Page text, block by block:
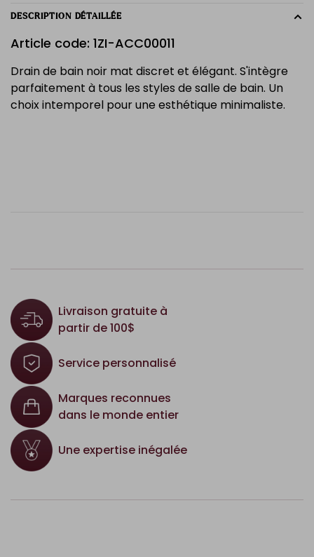
DESCRIPTION DÉTAILLÉE
Article code: 1ZI-ACC00011
Drain de bain noir mat discret et élégant. S'intègre
parfaitement à tous les styles de salle de bain. Un
choix intemporel pour une esthétique minimaliste.
Livraison gratuite à
partir de 100$
Service personnalisé
Marques reconnues
dans le monde entier
Une expertise inégalée